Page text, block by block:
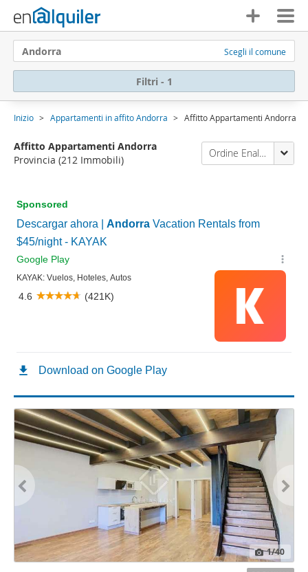
Andorra Scegli il comune
Filtri - 1
Inizio Appartamenti in affito Andorra Affitto Appartamenti Andorra
Affitto Appartamenti Andorra
Provincia (212 Immobili)
Ordine Enalquiler
1/40